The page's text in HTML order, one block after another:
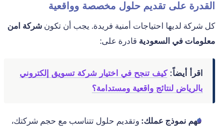
القدرة على تقديم حلول مخصصة وواقعية
كل شركة لديها احتياجات أمنية فريدة. يجب أن تكون شركة امن
معلومات في السعودية قادرة على:
اقرأ أيضاً:كيف تنجح في اختيار شركة تسويق إلكتروني
بالرياض لنتائج واقعية ومستدامة؟
فهم نموذج عملك: وتقديم حلول تتناسب مع حجم شركتك،